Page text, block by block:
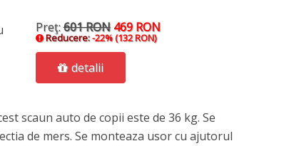
Preţ:601 RON 469 RON
Reducere:-22% (132 RON)
detalii
scaun auto de copii este de 36 kg. Se
de mers. Se monteaza usor cu ajutorul